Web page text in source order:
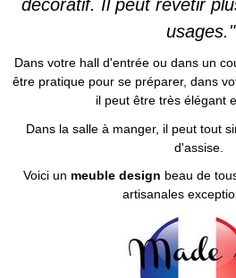
décoratif. Il peut revêtir
usages."
Dans votre hall d'entrée ou dans un
être pratique pour se préparer, dans
il peut être très élégant
Dans la salle à manger, il peut tout
d'assise.
Voici un meuble design beau de
artisanales